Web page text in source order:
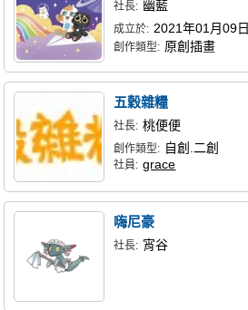
社長: 幽藍
成立於: 2021年01月09日
創作類型: 原創插畫
五穀雜糧
社長: 桃便便
創作類型: 自創.二創
社員: grace
嗨尼豪
社長: 宵谷